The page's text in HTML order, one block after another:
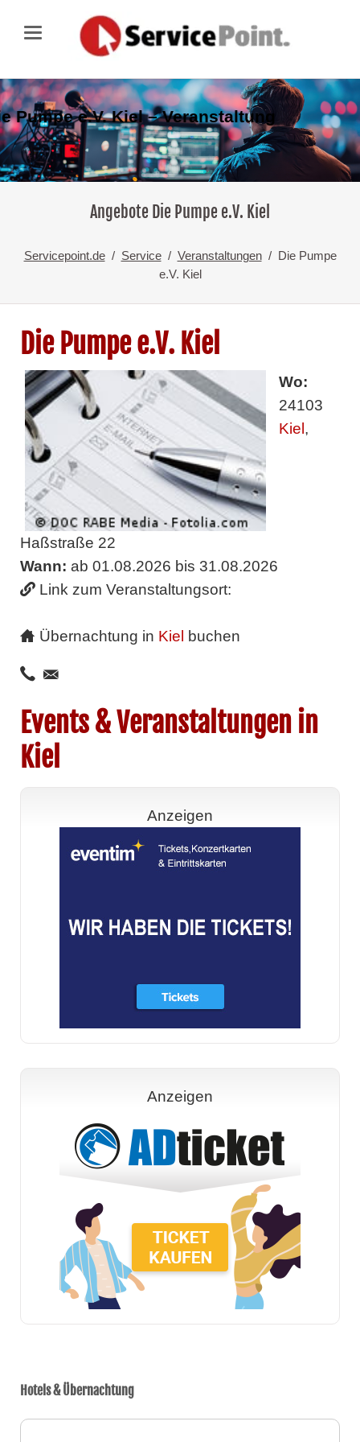
Pumpe e.V. Kiel – Veranstaltung
Angebote Die Pumpe e.V. Kiel
Servicepoint.de Service Veranstaltungen
Die Pumpe
e.V. Kiel
Die Pumpe e.V. Kiel
Wo:
24103
Kiel,
Haßstraße 22
Wann: ab 01.08.2026 bis 31.08.2026
Link zum Veranstaltungsort:
Übernachtung in Kiel buchen
Events & Veranstaltungen in
Kiel
Anzeigen
Anzeigen
Hotels & Übernachtung